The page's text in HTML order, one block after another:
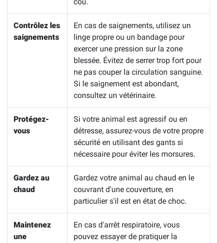
Contrôlez les
saignements
En cas de saignements, utilisez un
linge propre ou un bandage pour
exercer une pression sur la zone
blessée. Évitez de serrer trop fort pour
ne pas couper la circulation sanguine.
Si le saignement est abondant,
consultez un vétérinaire.
Protégez-
vous
Si votre animal est agressif ou en
détresse, assurez-vous de votre propre
sécurité en utilisant des gants si
nécessaire pour éviter les morsures.
Gardez au
chaud
Gardez votre animal au chaud en le
couvrant d'une couverture, en
particulier s'il est en état de choc.
Maintenez
une
En cas d'arrêt respiratoire, vous
pouvez essayer de pratiquer la